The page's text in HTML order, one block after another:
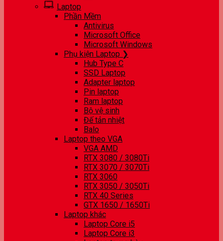
Laptop
Phần Mềm
Antivirus
Microsoft Office
Microsoft Windows
Phụ kiện Laptop ❯
Hub Type C
SSD Laptop
Adapter laptop
Pin laptop
Ram laptop
Bộ vệ sinh
Đế tản nhiệt
Balo
Laptop theo VGA
VGA AMD
RTX 3080 / 3080Ti
RTX 3070 / 3070Ti
RTX 3060
RTX 3050 / 3050Ti
RTX 40 Series
GTX 1650 / 1650Ti
Laptop khác
Laptop Core i5
Laptop Core i3